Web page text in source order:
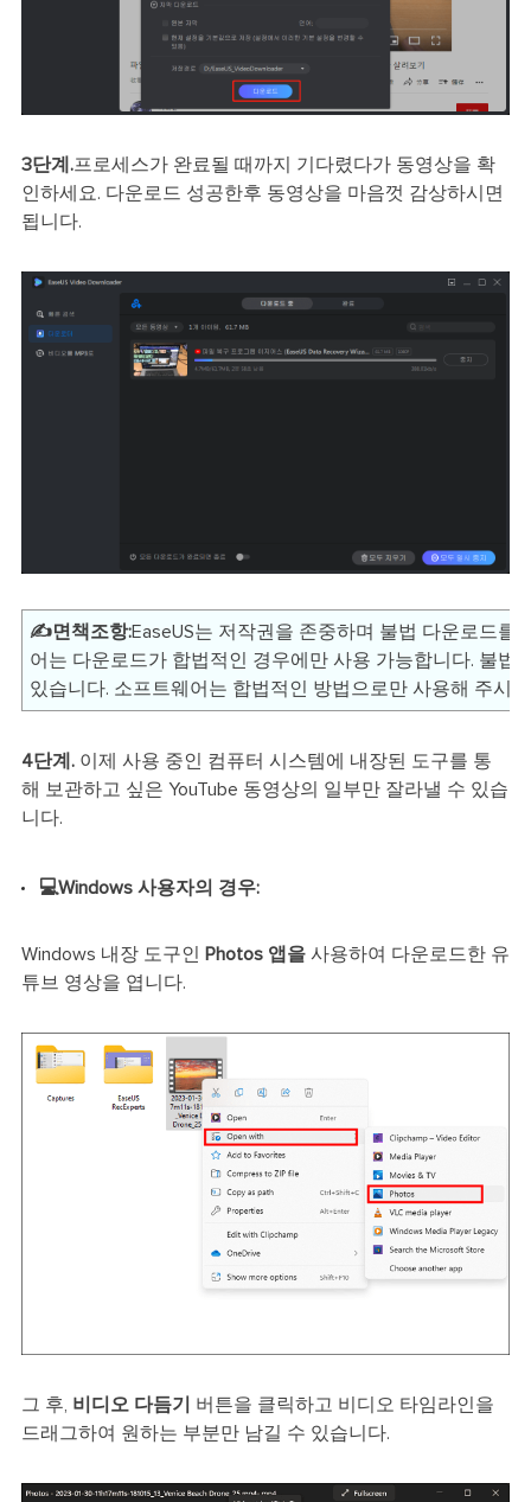
3단계.프로세스가 완료될 때까지 기다렸다가 동영상을 확
인하세요. 다운로드 성공한후 동영상을 마음껏 감상하시면
됩니다.
✍️면책조항:EaseUS는 저작권을 존중하며 불법 다운로드를
어는 다운로드가 합법적인 경우에만 사용 가능합니다. 불법
있습니다. 소프트웨어는 합법적인 방법으로만 사용해 주시
4단계.이제 사용 중인 컴퓨터 시스템에 내장된 도구를 통
해 보관하고 싶은 YouTube 동영상의 일부만 잘라낼 수 있습
니다.
💻Windows 사용자의 경우:
Windows 내장 도구인 Photos 앱을사용하여 다운로드한 유
튜브 영상을 엽니다.
그 후, 비디오 다듬기
버튼을 클릭하고 비디오 타임라인을
드래그하여 원하는 부분만 남길 수 있습니다.